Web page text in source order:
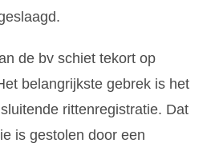
de bv schiet tekort op
belangrijkste gebrek is het
rittenregistratie. Dat
is gestolen door een